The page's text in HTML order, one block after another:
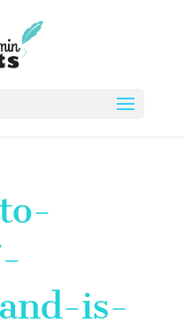
is-